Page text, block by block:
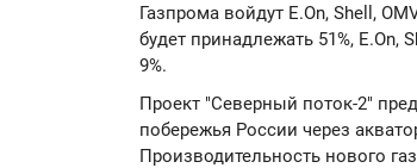
Газпрома войдут E.On, Shell,
будет принадлежать 51%, E.On,
9%.
Проект "Северный поток-2"
побережья России через
Производительность нового